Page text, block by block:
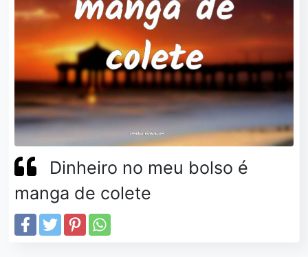
Dinheiro no meu bolso é
manga de colete